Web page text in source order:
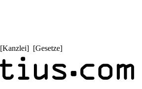
[Kanzlei] [Gesetze]